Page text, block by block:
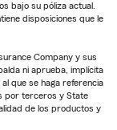
bajo su póliza actual.
disposiciones que le
Company y sus
ni aprueba, implícita
que se haga referencia
por terceros y State
de los productos y